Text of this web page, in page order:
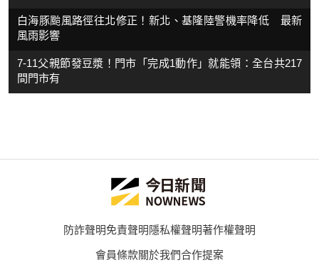
白海豚颱風路徑往北修正！新北、基隆陸警機率降低 最新
風雨影響
7-11父親節發豆漿！門市「完成1動作」就能領：全台共217
間門市有
防詐聲明免責聲明隱私權聲明著作權聲明
會員條款關於我們合作提案